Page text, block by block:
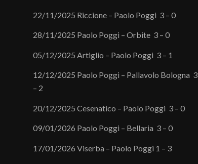
22/11/2025 Riccione – Paolo Poggi 3 – 0
28/11/2025 Paolo Poggi – Orbite 3 – 0
05/12/2025 Artiglio – Paolo Poggi 3 – 1
12/12/2025 Paolo Poggi – Pallavolo Bologna 3
– 2
20/12/2025 Cesenatico – Paolo Poggi 3 – 0
09/01/2026 Paolo Poggi – Bellaria 3 – 0
17/01/2026 Viserba – Paolo Poggi 1 – 3